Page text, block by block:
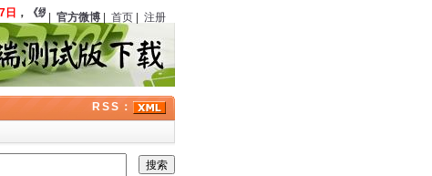
，《绣像小说》（中国）第六期刊载《银光马案》
官方微博 首页 注册
RSS：